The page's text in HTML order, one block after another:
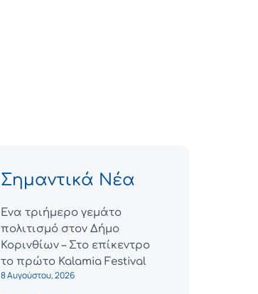
Σημαντικά Νέα
Ένα τριήμερο γεμάτο
πολιτισμό στον Δήμο
Κορινθίων – Στο επίκεντρο
το πρώτο Kalamia Festival
8 Αυγούστου, 2026